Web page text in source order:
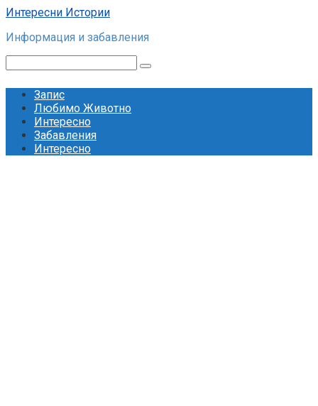
Skip
content
Интересни Истории
Информация и забавления
Запис
Любимо Животно
Интересно
Забавления
Интересно